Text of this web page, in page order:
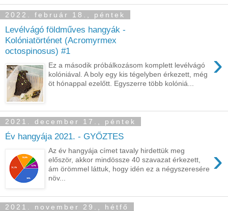
2022. február 18., péntek
Levélvágó földműves hangyák -
Kolóniatörténet (Acromyrmex
octospinosus) #1
›
Ez a második próbálkozásom komplett levélvágó
kolóniával. A boly egy kis tégelyben érkezett, még
öt hónappal ezelőtt. Egyszerre több kolóniá...
2021. december 17., péntek
Év hangyája 2021. - GYŐZTES
›
Az év hangyája címet tavaly hirdettük meg
először, akkor mindössze 40 szavazat érkezett,
ám örömmel láttuk, hogy idén ez a négyszeresére
növ...
2021. november 29., hétfő